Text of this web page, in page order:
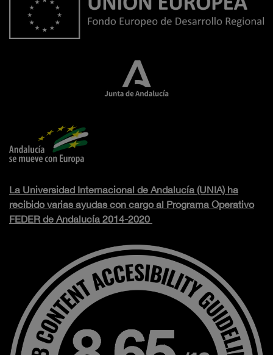
La Universidad Internacional de Andalucía (UNIA) ha
recibido varias ayudas con cargo al Programa Operativo
FEDER de Andalucía 2014-2020